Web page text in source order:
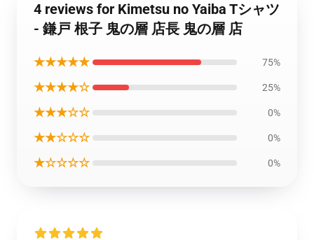
4 reviews for Kimetsu no Yaiba Tシャツ
- 鎌戸 根子 鬼の層 店長 鬼の層 店
★★★★★ 75%
★★★★☆ 25%
★★★☆☆ 0%
★★☆☆☆ 0%
★☆☆☆☆ 0%